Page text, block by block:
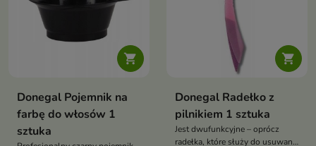

Donegal Pojemnik na
farbę do włosów 1
sztuka

Donegal Radełko z
pilnikiem 1 sztuka
Jest dwufunkcyjne – oprócz
radełka, które służy do usuwania